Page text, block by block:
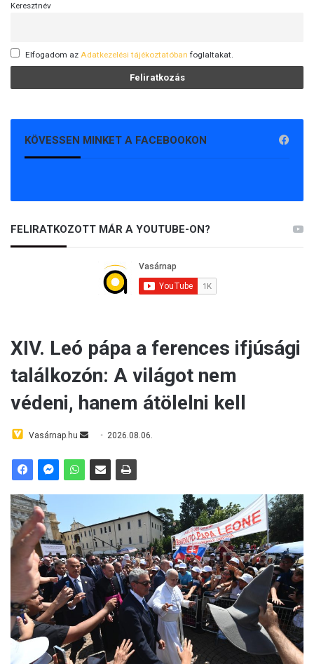
Keresztnév
Elfogadom az Adatkezelési tájékoztatóban foglaltakat.
KÖVESSEN MINKET A FACEBOOKON
FELIRATKOZOTT MÁR A YOUTUBE-ON?